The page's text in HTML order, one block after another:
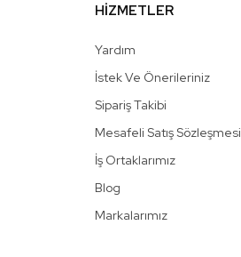
HİZMETLER
Yardım
İstek Ve Önerileriniz
Sipariş Takibi
Mesafeli Satış Sözleşmesi
İş Ortaklarımız
Blog
Markalarımız